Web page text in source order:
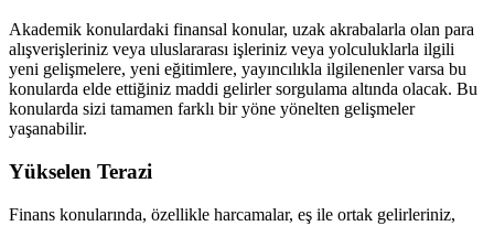
Akademik konulardaki finansal konular, uzak akrabalarla olan para
alışverişleriniz veya uluslararası işleriniz veya yolculuklarla ilgili
yeni gelişmelere, yeni eğitimlere, yayıncılıkla ilgilenenler varsa bu
konularda elde ettiğiniz maddi gelirler sorgulama altında olacak. Bu
konularda sizi tamamen farklı bir yöne yönelten gelişmeler
yaşanabilir.
Yükselen Terazi
Finans konularında, özellikle harcamalar, eş ile ortak gelirleriniz,